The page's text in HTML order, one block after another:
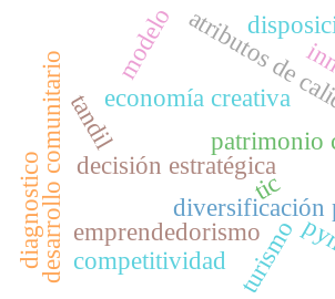
diversificación
decisión estratégica
turismo
patrimonio
economía creativa
emprendedorismo
atributos de
tandil
tic
desarrollo comunitario
modelo
diagnostico competitividad